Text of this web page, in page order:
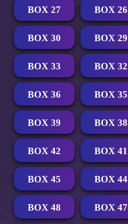
BOX 26
BOX 27
BOX 29
BOX 30
BOX 32
BOX 33
BOX 35
BOX 36
BOX 38
BOX 39
BOX 41
BOX 42
BOX 44
BOX 45
BOX 47
BOX 48